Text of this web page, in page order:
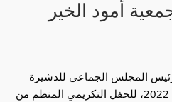
أمود الخير